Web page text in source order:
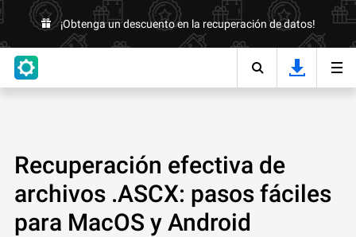
¡Obtenga un descuento en la recuperación de datos!
Recuperación efectiva de
archivos .ASCX: pasos fáciles
para MacOS y Android